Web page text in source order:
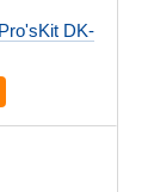
DK-